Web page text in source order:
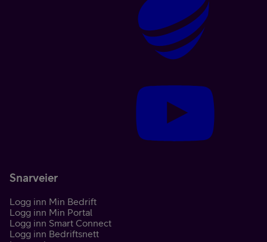
Snarveier
Logg inn Min Bedrift
Logg inn Min Portal
Logg inn Smart Connect
Logg inn Bedriftsnett